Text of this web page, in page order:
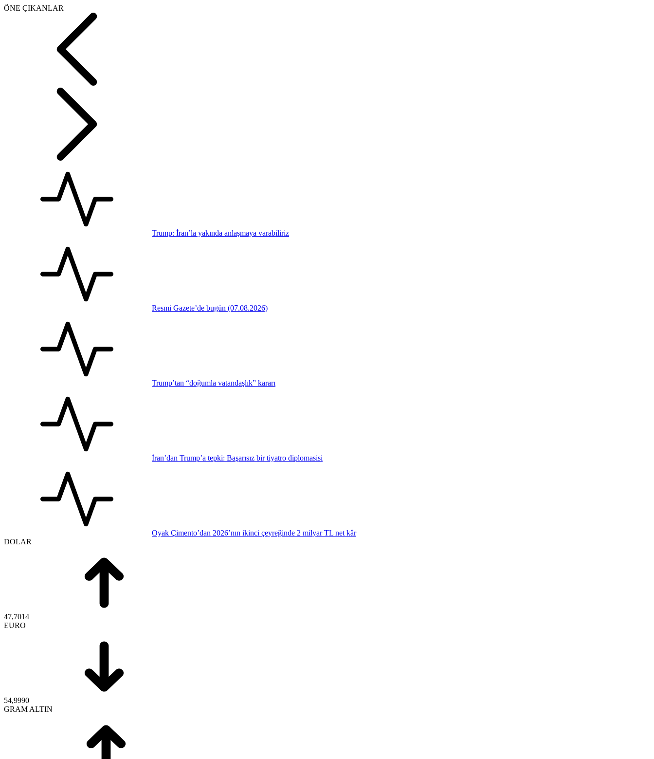
ÖNE ÇIKANLAR
Trump: İran’la yakında anlaşmaya varabiliriz
Resmi Gazete’de bugün (07.08.2026)
Trump’tan “doğumla vatandaşlık” kararı
İran’dan Trump’a tepki: Başarısız bir tiyatro diplomasisi
Oyak Çimento’dan 2026’nın ikinci çeyreğinde 2 milyar TL net kâr
DOLAR
47,7014
EURO
54,9990
GRAM ALTIN